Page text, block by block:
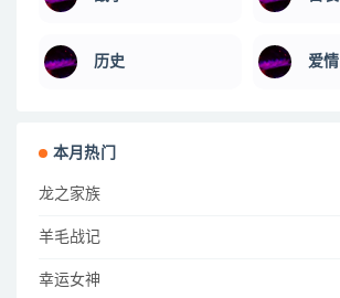
历史 爱情
本月热门
龙之家族
羊毛战记
幸运女神